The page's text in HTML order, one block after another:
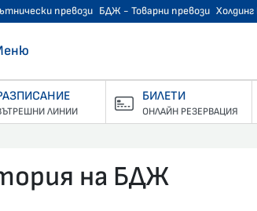
превози БДЖ - Товарни превози
ЛИНИИ
БИЛЕТИ
ОНЛАЙН РЕЗЕРВАЦИЯ
на БДЖ